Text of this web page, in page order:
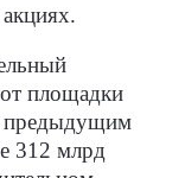
площадки
предыдущим
312 млрд